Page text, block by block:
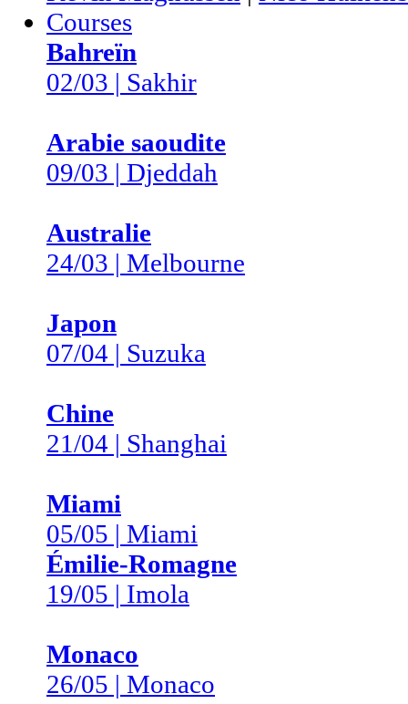
Courses
Bahreïn
02/03 | Sakhir
Arabie saoudite
09/03 | Djeddah
Australie
24/03 | Melbourne
Japon
07/04 | Suzuka
Chine
21/04 | Shanghai
Miami
05/05 | Miami
Émilie-Romagne
19/05 | Imola
Monaco
26/05 | Monaco